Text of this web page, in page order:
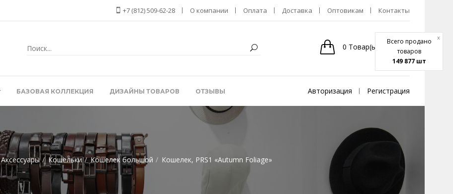
Всего продано
товаров
149 877 шт
x
+7 (812) 509-62-28 О компании Оплата Доставка Оптовикам Контакты
0 Товар(ы) 0р.
БАЗОВАЯ КОЛЛЕКЦИЯ ДИЗАЙНЫ ТОВАРОВ ОТЗЫВЫ Авторизация Регистрация
Аксессуары Кошельки Кошелек большой Кошелек, PRS1 «Autumn Foliage»